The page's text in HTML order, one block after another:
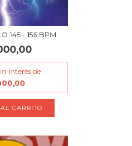
145 - 156 BPM
interés de